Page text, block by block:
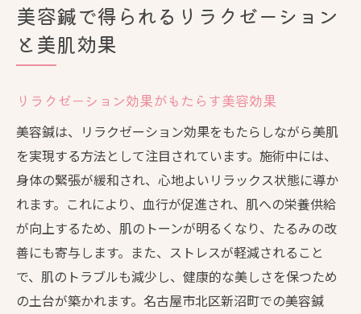
美容鍼で得られるリラクゼーション
と美肌効果
リラクゼーション効果がもたらす美容効果
美容鍼は、リラクゼーション効果をもたらしながら美肌
を実現する方法として注目されています。施術中には、
身体の緊張が緩和され、心地よいリラックス状態に導か
れます。これにより、血行が促進され、肌への栄養供給
が向上するため、肌のトーンが明るくなり、たるみの改
善にも寄与します。また、ストレスが軽減されること
で、肌のトラブルも減少し、健康的な美しさを保つため
の土台が築かれます。名古屋市北区新沼町での美容鍼